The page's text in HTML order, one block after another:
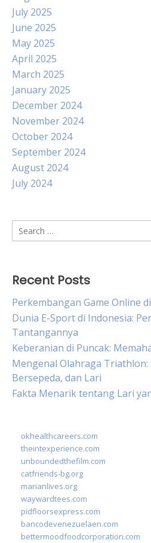
July 2025
June 2025
May 2025
April 2025
March 2025
January 2025
December 2024
November 2024
October 2024
September 2024
August 2024
July 2024
Search
for:
Recent Posts
Perkembangan Game Online
Dunia E-Sport di Indonesia:
Tantangannya
Keberanian di Puncak:
Mengenal Olahraga Triathlon:
Bersepeda, dan Lari
Fakta Menarik tentang Lari
okhealthcareers.com
theintexperience.com
unboundedthefilm.com
catfriends-bg.org
marianlives.org
waywardtees.com
pidfloorsexpress.com
bancodevenezuelaen.com
bettermoodfoodcorporation.com